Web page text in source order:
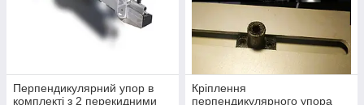
Перпендикулярний упор в
комплекті з 2 перекидними
Кріплення
перпендикулярного упора